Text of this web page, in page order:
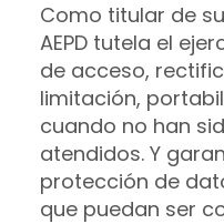
Como titular de
AEPD tutela el
de acceso,
limitación,
cuando no han
atendidos. Y
protección de
que puedan ser